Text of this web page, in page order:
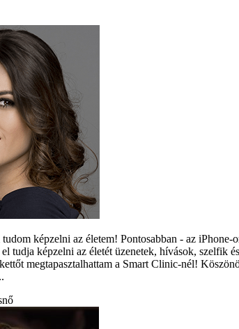
képzelni az életem! Pontosabban - az
tudja képzelni az életét üzenetek, hívások, szelfik
megtapasztalhattam a Smart Clinic-nél!